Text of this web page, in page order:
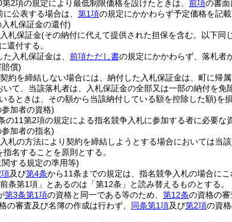
2項の規定により最低制限価格を設けたときは、 前項の書面
公表する場合は、 第1項の規定にかかわらず予定価格を記
札保証金の還付)
札保証金(その納付に代えて提供された担保を含む。以下同
還付する。
入札保証金は、 前項ただし書の規定にかかわらず、落札者
償)
約を締結しない場合には、納付した入札保証金は、町に帰属
いて、当該落札者は、入札保証金の全部又は一部の納付を
るときは、その額から当該納付している額を控除した額)を
加者の資格)
の11第2項の規定による指名競争入札に参加する者に必要な
加者の指名)
札の方法により契約を締結しようとする場合においては当
名することを原則とする。
する規定の準用等)
及び第4条から11条までの規定は、指名競争入札の場合にこ
条第1項」とあるのは「第12条」と読み替えるものとする。
第3条第1項の資格と同一である等のため、 第12条の資格の
の審査及び名簿の作成は行わず、 同条第1項及び第2項の資